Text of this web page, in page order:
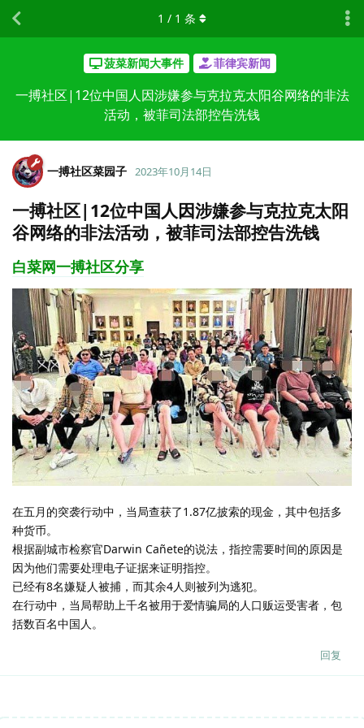
菠菜新闻大事件 菲律宾新闻
一搏社区|12位中国人因涉嫌参与克拉克太阳谷网络的非法
活动，被菲司法部控告洗钱
1 / 1 条
一搏社区菜园子 2023年10月14日
一搏社区|12位中国人因涉嫌参与克拉克太阳
谷网络的非法活动，被菲司法部控告洗钱
白菜网一搏社区分享
在五月的突袭行动中，当局查获了1.87亿披索的现金，其中包括多
种货币。
根据副城市检察官Darwin Cañete的说法，指控需要时间的原因是
因为他们需要处理电子证据来证明指控。
已经有8名嫌疑人被捕，而其余4人则被列为逃犯。
在行动中，当局帮助上千名被用于爱情骗局的人口贩运受害者，包
括数百名中国人。
回复